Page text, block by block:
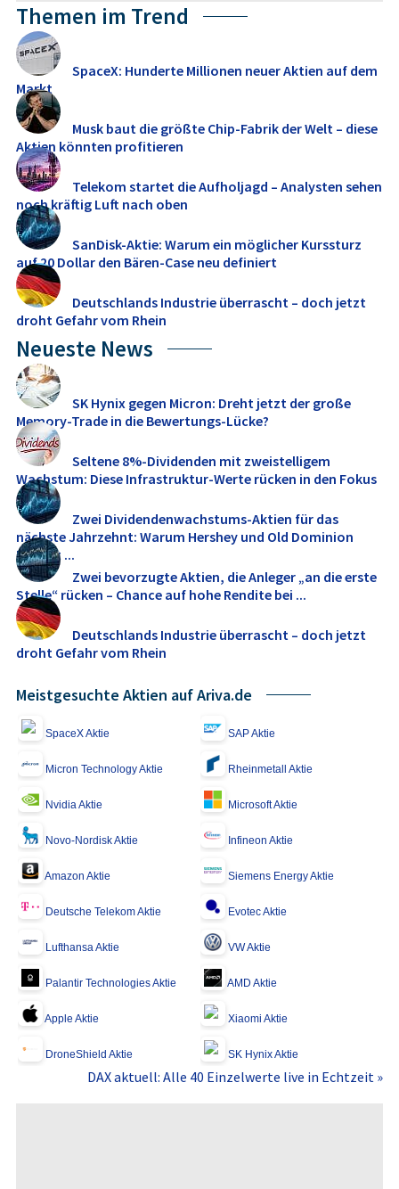
Themen im Trend
SpaceX: Hunderte Millionen neuer Aktien auf dem
Markt
Musk baut die größte Chip-Fabrik der Welt – diese
Aktien könnten profitieren
Telekom startet die Aufholjagd – Analysten sehen
noch kräftig Luft nach oben
SanDisk-Aktie: Warum ein möglicher Kurssturz
auf 20 Dollar den Bären-Case neu definiert
Deutschlands Industrie überrascht – doch jetzt
droht Gefahr vom Rhein
Neueste News
SK Hynix gegen Micron: Dreht jetzt der große
Memory‑Trade in die Bewertungs-Lücke?
Seltene 8%-Dividenden mit zweistelligem
Wachstum: Diese Infrastruktur-Werte rücken in den Fokus
Zwei Dividendenwachstums-Aktien für das
nächste Jahrzehnt: Warum Hershey und Old Dominion
Freight ...
Zwei bevorzugte Aktien, die Anleger „an die erste
Stelle“ rücken – Chance auf hohe Rendite bei ...
Deutschlands Industrie überrascht – doch jetzt
droht Gefahr vom Rhein
Meistgesuchte Aktien auf Ariva.de
SpaceX Aktie SAP Aktie
Micron Technology Aktie Rheinmetall Aktie
Nvidia Aktie Microsoft Aktie
Novo-Nordisk Aktie Infineon Aktie
Amazon Aktie Siemens Energy Aktie
Deutsche Telekom Aktie Evotec Aktie
Lufthansa Aktie VW Aktie
Palantir Technologies Aktie AMD Aktie
Apple Aktie Xiaomi Aktie
DroneShield Aktie SK Hynix Aktie
DAX aktuell: Alle 40 Einzelwerte live in Echtzeit »